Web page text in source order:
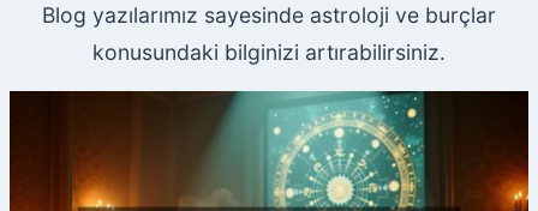
Blog yazılarımız sayesinde astroloji ve burçlar
konusundaki bilginizi artırabilirsiniz.